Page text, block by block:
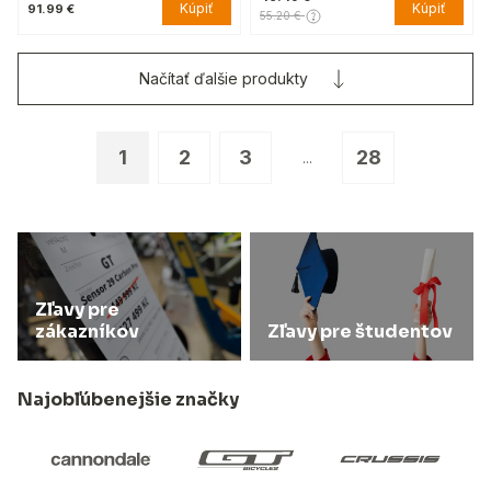
91.99 € Kúpiť 55.20 € Kúpiť
1 2 3 ... 28
Načítať ďalšie produkty
Zľavy pre
zákazníkov
Zľavy pre študentov
Najobľúbenejšie značky